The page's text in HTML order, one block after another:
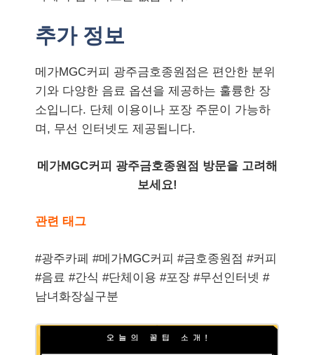
추가 정보
메가MGC커피 광주금호종원점은 편안한 분위
기와 다양한 음료 옵션을 제공하는 훌륭한 장
소입니다. 단체 이용이나 포장 주문이 가능하
며, 무선 인터넷도 제공됩니다.
메가MGC커피 광주금호종원점 방문을 고려해
보세요!
관련 태그
#광주카페 #메가MGC커피 #금호종원점 #커피
#음료 #간식 #단체이용 #포장 #무선인터넷 #
남녀화장실구분